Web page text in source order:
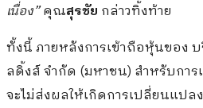
เนื่อง”คุณสุรชัย กล่าวทิ้งท้าย
ทั้งนี้ ภายหลังการเข้าถือหุ้นของ
ลดิ้งส์ จำกัด (มหาชน) สำหรับกา
จะไม่ส่งผลให้เกิดการเปลี่ยนแปล